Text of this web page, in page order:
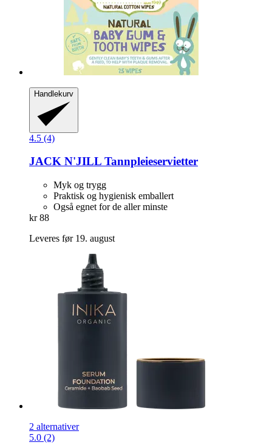
Handlekurv
4.5 (4)
JACK N'JILL Tannpleieservietter
Myk og trygg
Praktisk og hygienisk emballert
Også egnet for de aller minste
kr 88
Leveres før 19. august
2 alternativer
5.0 (2)